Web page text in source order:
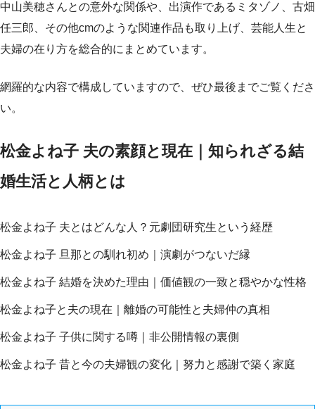
中山美穂さんとの意外な関係や、出演作であるミタゾノ、古畑
任三郎、その他cmのような関連作品も取り上げ、芸能人生と
夫婦の在り方を総合的にまとめています。
網羅的な内容で構成していますので、ぜひ最後までご覧くださ
い。
松金よね子 夫の素顔と現在｜知られざる結
婚生活と人柄とは
松金よね子 夫とはどんな人？元劇団研究生という経歴
松金よね子 旦那との馴れ初め｜演劇がつないだ縁
松金よね子 結婚を決めた理由｜価値観の一致と穏やかな性格
松金よね子と夫の現在｜離婚の可能性と夫婦仲の真相
松金よね子 子供に関する噂｜非公開情報の裏側
松金よね子 昔と今の夫婦観の変化｜努力と感謝で築く家庭